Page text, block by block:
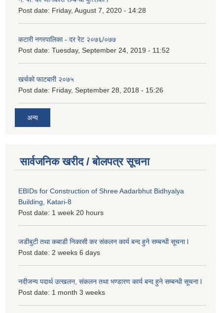
Post date: Friday, August 7, 2020 - 14:28
कटारी नगरपालिका - दर रेट २०७६/०७७
Post date: Tuesday, September 24, 2019 - 11:52
खर्चको फाटबारी २०७५
Post date: Friday, September 28, 2018 - 15:26
अन्य
सार्वजनिक खरीद / बोलपत्र सूचना
EBIDs for Construction of Shree Aadarbhut Bidhyalya
Building, Katari-8
Post date: 1 week 20 hours
जडीबुटी तथा कबाडी निकासी कर संकलन कार्य बन्द हुने सम्बन्धी सूचना l
Post date: 2 weeks 6 days
नदीजन्य पदार्थ उत्खलन, संकलन तथा भण्डारण कार्य बन्द हुने सम्बन्धी सूचना l
Post date: 1 month 3 weeks